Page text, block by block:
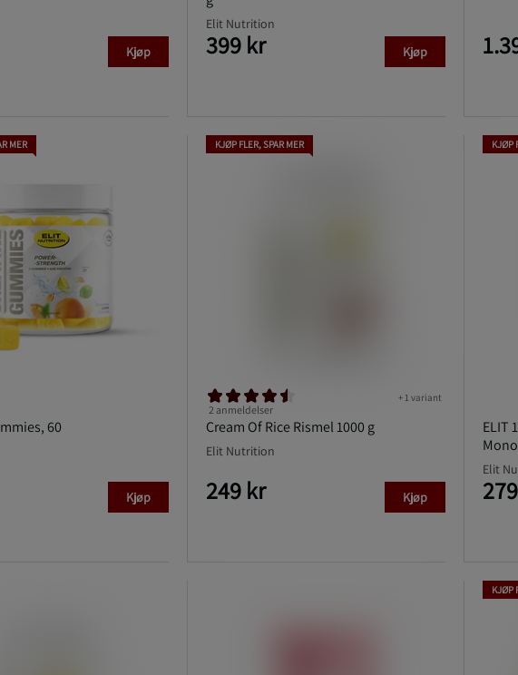
Kjøp
Elit Nutrition
399 kr Kjøp
MER
60
Kjøp
KJØP FLER, SPAR MER
Cream Of Rice Rismel 1000 g
+ 1 variant
2 anmeldelser
Elit Nutrition
249 kr Kjøp
KJØP
ELIT
Elit
KJØP